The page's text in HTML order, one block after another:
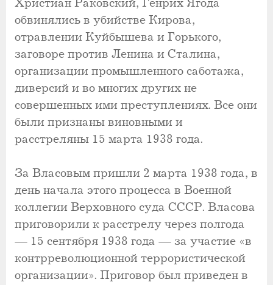
Христиан Раковский, Генрих Ягода
обвинялись в убийстве Кирова,
отравлении Куйбышева и Горького,
заговоре против Ленина и Сталина,
организации промышленного саботажа,
диверсий и во многих других не
совершенных ими преступлениях. Все они
были признаны виновными и
расстреляны 15 марта 1938 года.
За Власовым пришли 2 марта 1938 года, в
день начала этого процесса в Военной
коллегии Верховного суда СССР. Власова
приговорили к расстрелу через полгода
— 15 сентября 1938 года — за участие «в
контрреволюционной террористической
организации». Приговор был приведен в